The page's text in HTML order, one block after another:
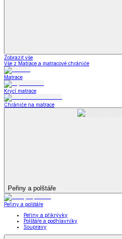
Zobrazit vše
Vše z Matrace a matracové chrániče
Matrace
Krycí matrace
Chrániče na matrace
Peřiny a polštáře
Peřiny a polštáře
Peřiny a přikrývky
Polštáře a podhlavníky
Soupravy